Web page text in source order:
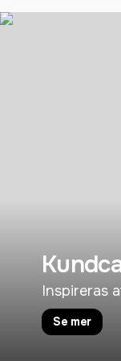
Inspireras
Se mer